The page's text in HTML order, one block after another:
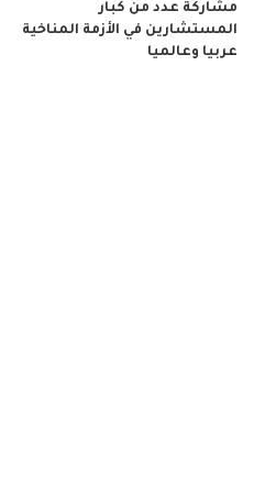
مشاركة عدد من كبار
المستشارين في الأزمة المناخية
عربيا وعالميا